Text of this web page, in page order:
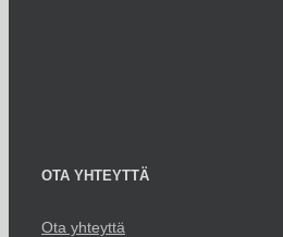
OTA YHTEYTTÄ
Ota yhteyttä